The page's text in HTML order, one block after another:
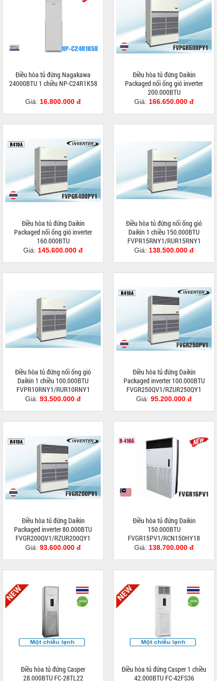
Điều hòa tủ đứng Nagakawa
24000BTU 1 chiều NP-C24R1K58
Giá: 16.800.000 đ
Điều hòa tủ đứng Daikin
Packaged nối ống gió inverter
200.000BTU
FVPR500QY1/RZUR500QY1
Giá: 166.650.000 đ
Điều hòa tủ đứng Daikin
Packaged nối ống gió inverter
160.000BTU
FVPR400QY1/RZUR400QY1
Giá: 145.600.000 đ
Điều hòa tủ đứng nối ống gió
Daikin 1 chiều 150.000BTU
FVPR15RNY1/RUR15RNY1
Giá: 138.500.000 đ
Điều hòa tủ đứng nối ống gió
Daikin 1 chiều 100.000BTU
FVPR10RNY1/RUR10RNY1
Giá: 93.500.000 đ
Điều hòa tủ đứng Daikin
Packaged inverter 100.000BTU
FVGR250QV1/RZUR250QY1
Giá: 95.200.000 đ
Điều hòa tủ đứng Daikin
Packaged inverter 80.000BTU
FVGR200QV1/RZUR200QY1
Giá: 93.600.000 đ
Điều hòa tủ đứng Daikin
150.000BTU
FVGR15PV1/RCN150HY18
Giá: 138.700.000 đ
Điều hòa tủ đứng Casper
28.000BTU FC-28TL22
Điều hòa tủ đứng Casper 1 chiều
42.000BTU FC-42FS36